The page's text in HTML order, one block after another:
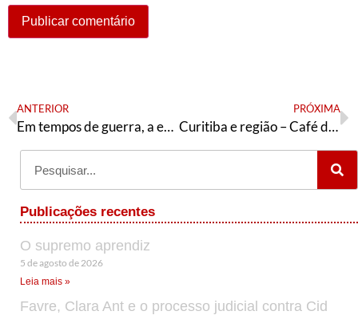
ANTERIOR
Em tempos de guerra, a esperança é vermelha: apresentação da chapa ao Diretório Nacional e da candidatura de Valter Pomar
PRÓXIMA
Curitiba e região – Café da manhã e conversa sobre conjuntura e o 7° Congresso do PT (dia 27, sexta-feira)
Publicações recentes
O supremo aprendiz
5 de agosto de 2026
Leia mais »
Favre, Clara Ant e o processo judicial contra Cid